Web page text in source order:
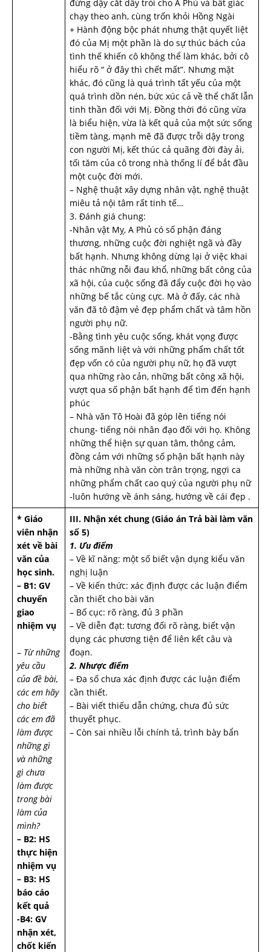
đứng dậy cắt dây trói cho A Phủ và bất giác
chạy theo anh, cùng trốn khỏi Hồng Ngài
+ Hành động bộc phát nhưng thật quyết liệt
đó của Mị một phần là do sự thúc bách của
tình thế khiến cô không thể làm khác, bởi cô
hiểu rõ “ ở đây thì chết mất”. Nhưng mặt
khác, đó cũng là quá trình tất yếu của một
quá trình dồn nén, bức xúc cả về thể chất lẫn
tinh thần đối với Mị. Đồng thời đó cũng vừa
là biểu hiện, vừa là kết quả của một sức sống
tiềm tàng, mạnh mẽ đã được trỗi dậy trong
con người Mị, kết thúc cả quãng đời đày ải,
tối tăm của cô trong nhà thống lí để bắt đầu
một cuộc đời mới.
– Nghệ thuật xây dựng nhân vật, nghệ thuật
miêu tả nội tâm rất tinh tế…
3. Đánh giá chung:
-Nhân vật Mỵ, A Phủ có số phận đáng
thương, những cuộc đời nghiệt ngã và đầy
bất hạnh. Nhưng không dừng lại ở việc khai
thác những nỗi đau khổ, những bất công của
xã hội, của cuộc sống đã đẩy cuộc đời họ vào
những bế tắc cùng cực. Mà ở đấy, các nhà
văn đã tô đậm vẻ đẹp phẩm chất và tâm hồn
người phụ nữ.
-Bằng tình yêu cuộc sống, khát vọng được
sống mãnh liệt và với những phẩm chất tốt
đẹp vốn có của người phụ nữ, họ đã vượt
qua những rào cản, những bất công xã hội,
vượt qua số phận bất hạnh để tìm đến hạnh
phúc
– Nhà văn Tô Hoài đã góp lên tiếng nói
chung- tiếng nói nhân đạo đối với họ. Không
những thể hiện sự quan tâm, thông cảm,
đồng cảm với những số phận bất hạnh này
mà những nhà văn còn trân trọng, ngợi ca
những phẩm chất cao quý của người phụ nữ
-luôn hướng về ánh sáng, hướng về cái đẹp .
* Giáo
viên nhận
xét về bài
văn của
học sinh.
– B1: GV
chuyển
giao
nhiệm vụ
– Từ những
yêu cầu
của đề bài,
các em hãy
cho biết
các em đã
làm được
những gì
và những
gì chưa
làm được
trong bài
làm của
mình?
– B2: HS
thực hiện
nhiệm vụ
– B3: HS
báo cáo
kết quả
-B4: GV
nhận xét,
chốt kiến
III. Nhận xét chung (Giáo án Trả bài làm văn
số 5)
1. Ưu điểm
– Về kĩ năng: một số biết vận dụng kiểu văn
nghị luận
– Về kiến thức: xác định được các luận điểm
cần thiết cho bài văn
– Bố cục: rõ ràng, đủ 3 phần
– Về diễn đạt: tương đối rõ ràng, biết vận
dụng các phương tiện để liên kết câu và
đoạn.
2. Nhược điểm
– Đa số chưa xác định được các luận điểm
cần thiết.
– Bài viết thiếu dẫn chứng, chưa đủ sức
thuyết phục.
– Còn sai nhiều lỗi chính tả, trình bày bẩn